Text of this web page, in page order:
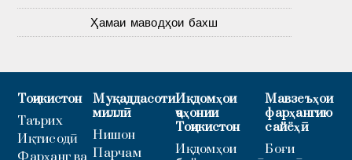
Ҳамаи маводҳои бахш
Тоҷикистон
Таърих
Иқтисодӣ
Фарҳанг ва
Муқаддасоти
миллӣ
Нишон
Парчам
Иқдомҳои
ҷаҳонии
Тоҷикистон
Иқдомҳои
Мавзеъҳои
фарҳангию
сайёҳӣ
Боғи